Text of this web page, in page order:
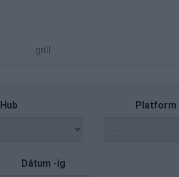
Hub Platform
Dátum -ig